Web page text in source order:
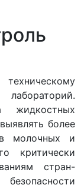
жидкостных
более
молочных и
критически
стран-